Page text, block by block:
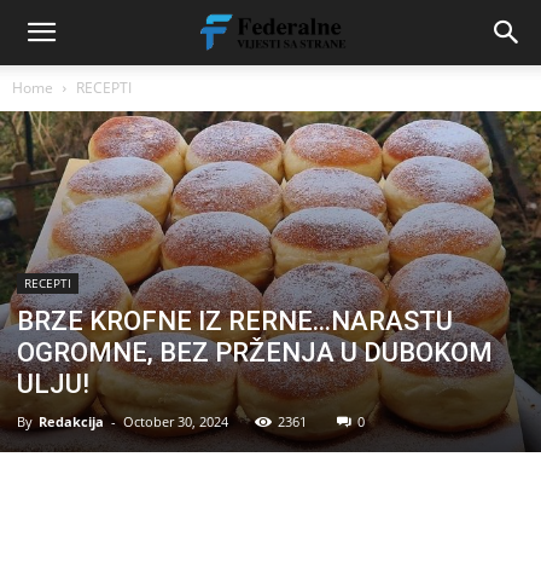
Home RECEPTI
RECEPTI
BRZE KROFNE IZ RERNE…NARASTU
OGROMNE, BEZ PRŽENJA U DUBOKOM
ULJU!
By Redakcija - October 30, 2024 2361 0